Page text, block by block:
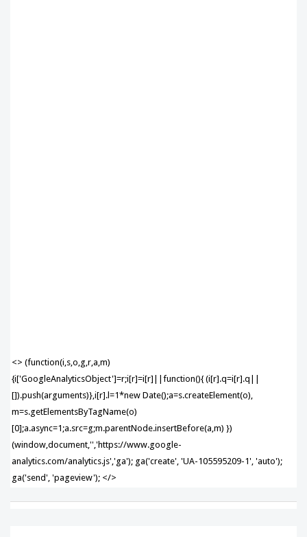
<> (function(i,s,o,g,r,a,m)
{i['GoogleAnalyticsObject']=r;i[r]=i[r]||function(){ (i[r].q=i[r].q||
[]).push(arguments)},i[r].l=1*new Date();a=s.createElement(o),
m=s.getElementsByTagName(o)
[0];a.async=1;a.src=g;m.parentNode.insertBefore(a,m) })
(window,document,'','https://www.google-
analytics.com/analytics.js','ga'); ga('create', 'UA-105595209-1', 'auto');
ga('send', 'pageview'); </>